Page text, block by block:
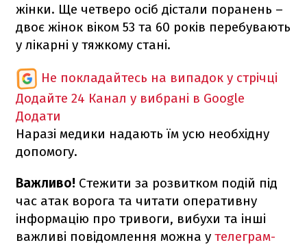
жінки. Ще четверо осіб дістали поранень –
двоє жінок віком 53 та 60 років перебувають
у лікарні у тяжкому стані.
Не покладайтесь на випадок у стрічці
Додайте 24 Канал у вибрані в Google
Додати
Наразі медики надають їм усю необхідну
допомогу.
Важливо! Стежити за розвитком подій під
час атак ворога та читати оперативну
інформацію про тривоги, вибухи та інші
важливі повідомлення можна у телеграм-